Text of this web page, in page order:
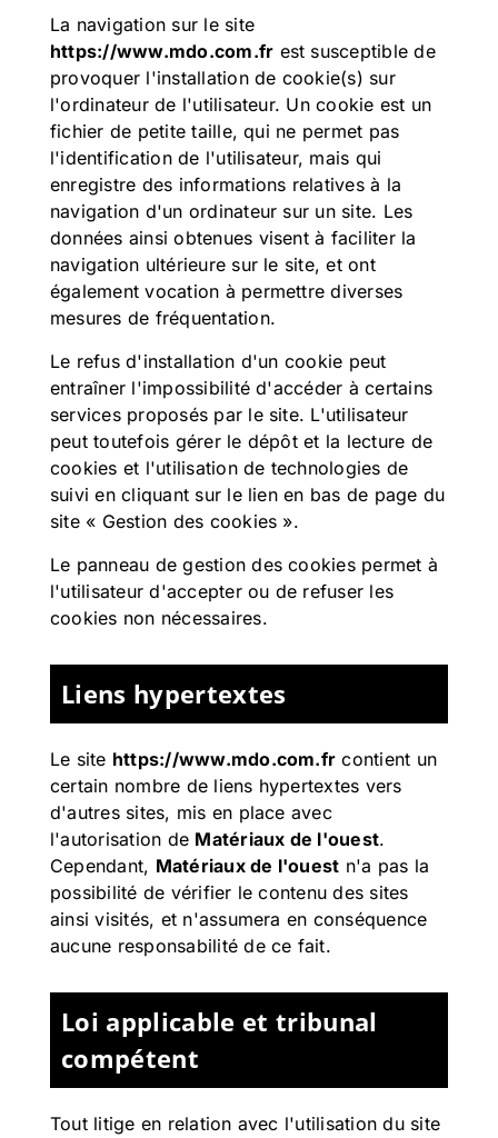
La navigation sur le site
https://www.mdo.com.fr est susceptible de
provoquer l'installation de cookie(s) sur
l'ordinateur de l'utilisateur. Un cookie est un
fichier de petite taille, qui ne permet pas
l'identification de l'utilisateur, mais qui
enregistre des informations relatives à la
navigation d'un ordinateur sur un site. Les
données ainsi obtenues visent à faciliter la
navigation ultérieure sur le site, et ont
également vocation à permettre diverses
mesures de fréquentation.
Le refus d'installation d'un cookie peut
entraîner l'impossibilité d'accéder à certains
services proposés par le site. L'utilisateur
peut toutefois gérer le dépôt et la lecture de
cookies et l'utilisation de technologies de
suivi en cliquant sur le lien en bas de page du
site « Gestion des cookies ».
Le panneau de gestion des cookies permet à
l'utilisateur d'accepter ou de refuser les
cookies non nécessaires.
Liens hypertextes
Le site https://www.mdo.com.fr contient un
certain nombre de liens hypertextes vers
d'autres sites, mis en place avec
l'autorisation de Matériaux de l'ouest.
Cependant, Matériaux de l'ouest n'a pas la
possibilité de vérifier le contenu des sites
ainsi visités, et n'assumera en conséquence
aucune responsabilité de ce fait.
Loi applicable et tribunal
compétent
Tout litige en relation avec l'utilisation du site